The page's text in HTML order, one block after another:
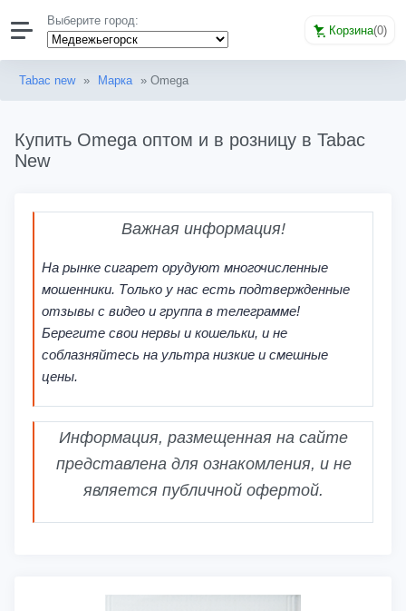
Выберите город:
Корзина(0)
Tabac new » Марка » Omega
Купить Omega оптом и в розницу в Tabac
New
Важная информация!
На рынке сигарет орудуют многочисленные
мошенники. Только у нас есть подтвержденные
отзывы с видео и группа в телеграмме!
Берегите свои нервы и кошельки, и не
соблазняйтесь на ультра низкие и смешные
цены.
Информация, размещенная на сайте
представлена для ознакомления, и не
является публичной офертой.